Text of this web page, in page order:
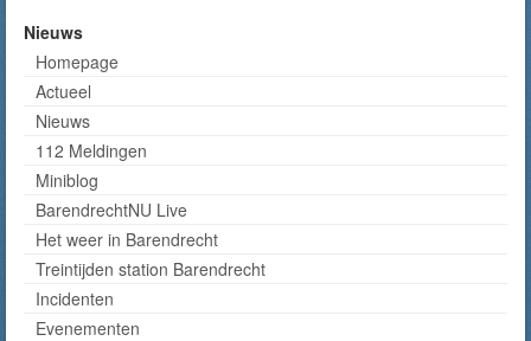
Nieuws
Homepage
Actueel
Nieuws
112 Meldingen
Miniblog
BarendrechtNU Live
Het weer in Barendrecht
Treintijden station Barendrecht
Incidenten
Evenementen